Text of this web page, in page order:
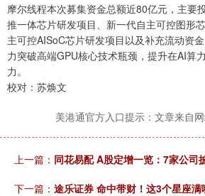
摩尔线程本次募集资金总额近80亿元，主要
推一体芯片研发项目、新一代自主可控图形
主可控AISoC芯片研发项目以及补充流动资
力突破高端GPU核心技术瓶颈，提升在AI算
力。
校对：苏焕文
美港通官方入口提示：文章来自网
上一篇： 同花易配 A股定增一览：7家公司
下一篇： 途乐证券 命中带财！这3个星座